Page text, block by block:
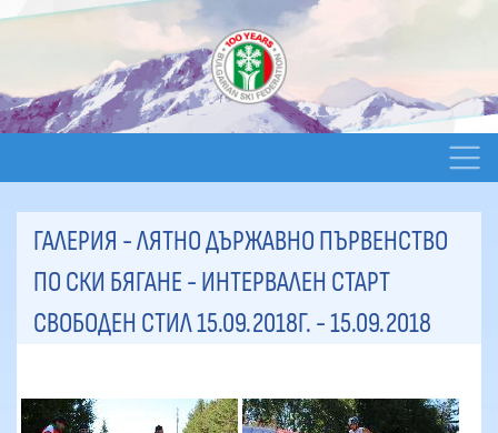
ГАЛЕРИЯ - ЛЯТНО ДЪРЖАВНО ПЪРВЕНСТВО
ПО СКИ БЯГАНЕ - ИНТЕРВАЛЕН СТАРТ
СВОБОДЕН СТИЛ 15.09.2018Г. - 15.09.2018